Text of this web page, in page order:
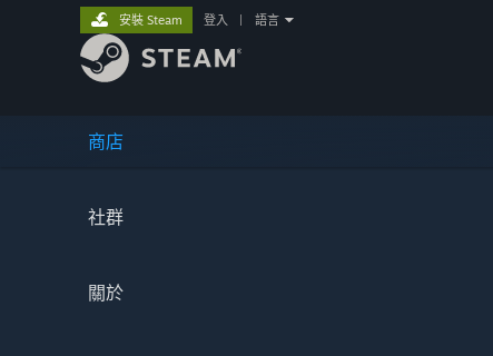
商店
社群
關於
安裝 Steam 登入 語言